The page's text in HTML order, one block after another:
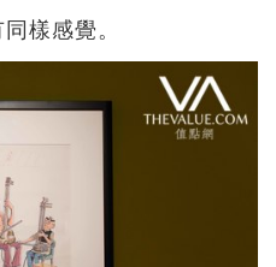
樣感覺。